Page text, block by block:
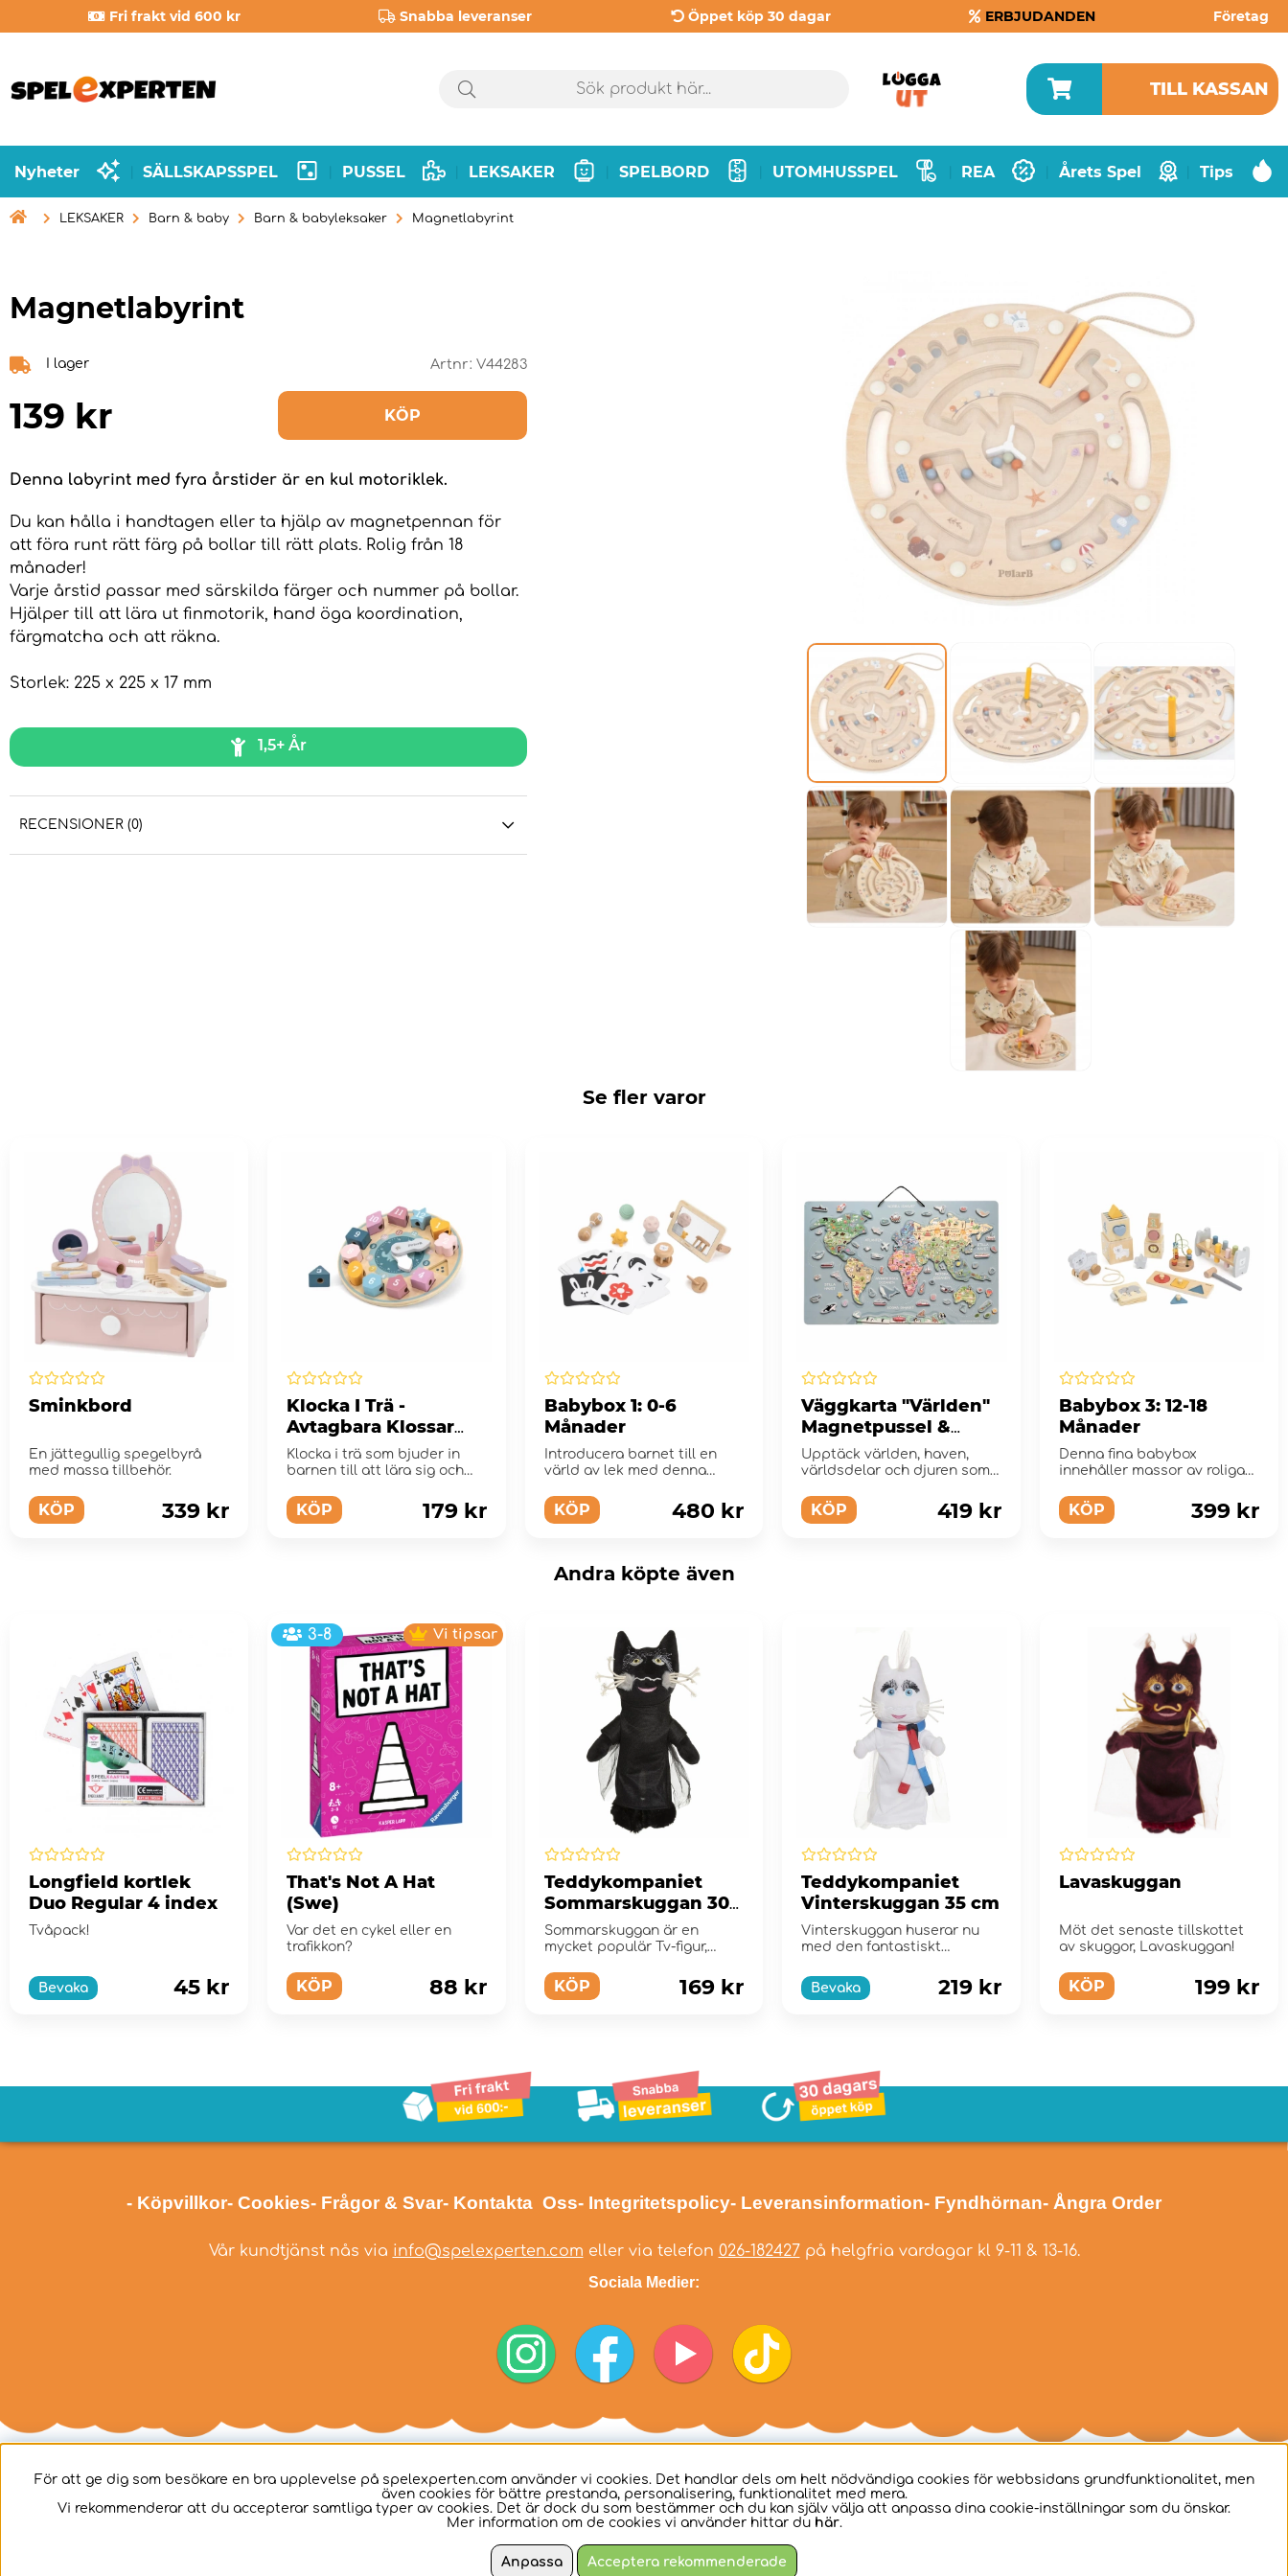
Fri frakt vid 600 kr Snabba leveranser Öppet köp 30 dagar ERBJUDANDEN Företag
TILL KASSAN
Nyheter SÄLLSKAPSSPEL PUSSEL LEKSAKER SPELBORD UTOMHUSSPEL REA Årets Spel Tips
 LEKSAKER Barn & baby Barn & babyleksaker Magnetlabyrint
Magnetlabyrint
I lager Artnr: V44283
139 kr KÖP
Denna labyrint med fyra årstider är en kul motoriklek.
Du kan hålla i handtagen eller ta hjälp av magnetpennan för
att föra runt rätt färg på bollar till rätt plats. Rolig från 18
månader!
Varje årstid passar med särskilda färger och nummer på bollar.
Hjälper till att lära ut finmotorik, hand öga koordination,
färgmatcha och att räkna.
Storlek: 225 x 225 x 17 mm
1,5+ År
RECENSIONER (0)
Se fler varor
Sminkbord
En jättegullig spegelbyrå
med massa tillbehör.
KÖP 339 kr
Klocka I Trä -
Avtagbara Klossar
Med Siffror
Klocka i trä som bjuder in
barnen till att lära sig och
KÖP 179 kr
Babybox 1: 0-6
Månader
Introducera barnet till en
värld av lek med denna
KÖP 480 kr
Väggkarta "Världen"
Magnetpussel &
Whiteboard
Upptäck världen, haven,
världsdelar och djuren som
KÖP 419 kr
Babybox 3: 12-18
Månader
Denna fina babybox
innehåller massor av roliga
KÖP 399 kr
Andra köpte även
Longfield kortlek
Duo Regular 4 index
Tvåpack!
Bevaka 45 kr
3-8 Vi tipsar
That's Not A Hat
(Swe)
Var det en cykel eller en
trafikkon?
KÖP 88 kr
Teddykompaniet
Sommarskuggan 30
cm
Sommarskuggan är en
mycket populär Tv-figur,
fö...KÖP 169 kr
Teddykompaniet
Vinterskuggan 35 cm
Vinterskuggan huserar nu
med den fantastiskt
Sommarskuggan som ...
Bevaka 219 kr
Lavaskuggan
Möt det senaste tillskottet
av skuggor, Lavaskuggan!
KÖP 199 kr
- Köpvillkor- Cookies- Frågor & Svar- Kontakta Oss- Integritetspolicy- Leveransinformation- Fyndhörnan- Ångra Order
Vår kundtjänst nås via info@spelexperten.com eller via telefon 026-182427på helgfria vardagar kl 9-11 & 13-16.
Sociala Medier:
För att ge dig som besökare en bra upplevelse på spelexperten.com använder vi cookies. Det handlar dels om helt nödvändiga cookies för webbsidans grundfunktionalitet, men
även cookies för bättre prestanda, personalisering, funktionalitet med mera.
Vi rekommenderar att du accepterar samtliga typer av cookies. Det är dock du som bestämmer och du kan själv välja att anpassa dina cookie-inställningar som du önskar.
Mer information om de cookies vi använder hittar du här.
Anpassa Acceptera rekommenderade